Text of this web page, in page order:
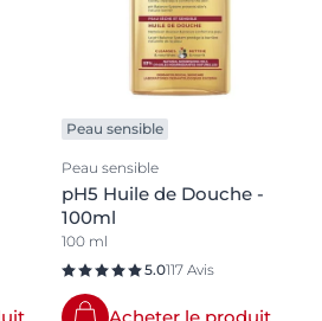
Peau sensible
Peau sensible
pH5 Huile de Douche -
100ml
100 ml
5.0117 Avis